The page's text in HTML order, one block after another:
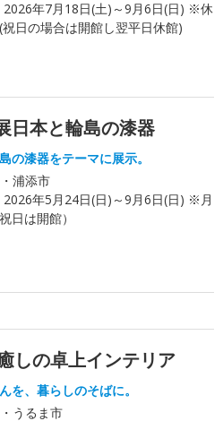
2026年7月18日(土)～9月6日(日) ※休
日の場合は開館し翌平日休館)
日本と輪島の漆器
の漆器をテーマに展示。
浦添市
2026年5月24日(日)～9月6日(日) ※月
日は開館）
しの卓上インテリア
を、暮らしのそばに。
うるま市